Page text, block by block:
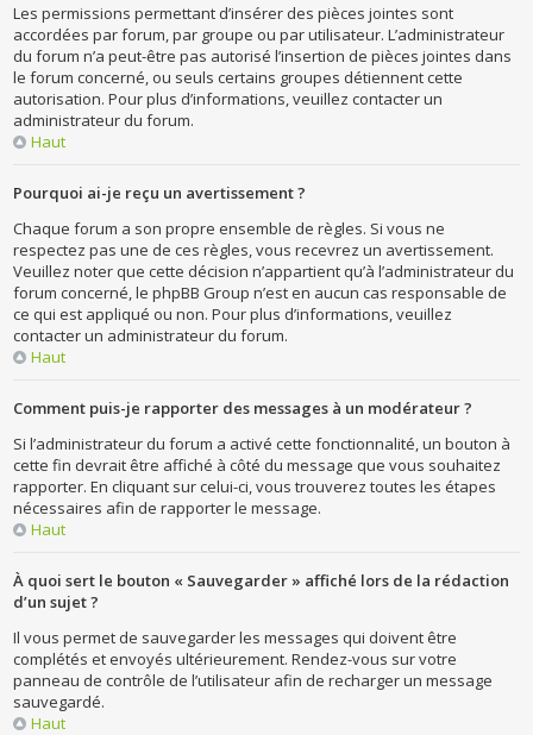
Les permissions permettant d’insérer des pièces jointes sont
accordées par forum, par groupe ou par utilisateur. L’administrateur
du forum n’a peut-être pas autorisé l’insertion de pièces jointes dans
le forum concerné, ou seuls certains groupes détiennent cette
autorisation. Pour plus d’informations, veuillez contacter un
administrateur du forum.
Haut
Pourquoi ai-je reçu un avertissement ?
Chaque forum a son propre ensemble de règles. Si vous ne
respectez pas une de ces règles, vous recevrez un avertissement.
Veuillez noter que cette décision n’appartient qu’à l’administrateur du
forum concerné, le phpBB Group n’est en aucun cas responsable de
ce qui est appliqué ou non. Pour plus d’informations, veuillez
contacter un administrateur du forum.
Haut
Comment puis-je rapporter des messages à un modérateur ?
Si l’administrateur du forum a activé cette fonctionnalité, un bouton à
cette fin devrait être affiché à côté du message que vous souhaitez
rapporter. En cliquant sur celui-ci, vous trouverez toutes les étapes
nécessaires afin de rapporter le message.
Haut
À quoi sert le bouton « Sauvegarder » affiché lors de la rédaction
d’un sujet ?
Il vous permet de sauvegarder les messages qui doivent être
complétés et envoyés ultérieurement. Rendez-vous sur votre
panneau de contrôle de l’utilisateur afin de recharger un message
sauvegardé.
Haut